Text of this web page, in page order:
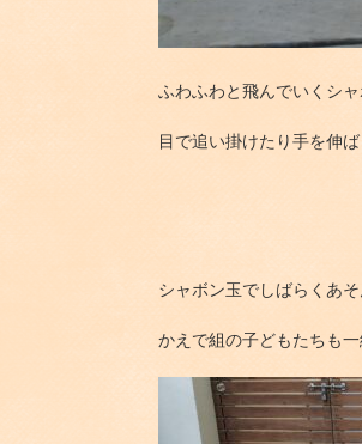
ふわふわと飛んでいくシ
目で追い掛けたり手を伸
シャボン玉でしばらくあそ
かえで組の子どもたちも